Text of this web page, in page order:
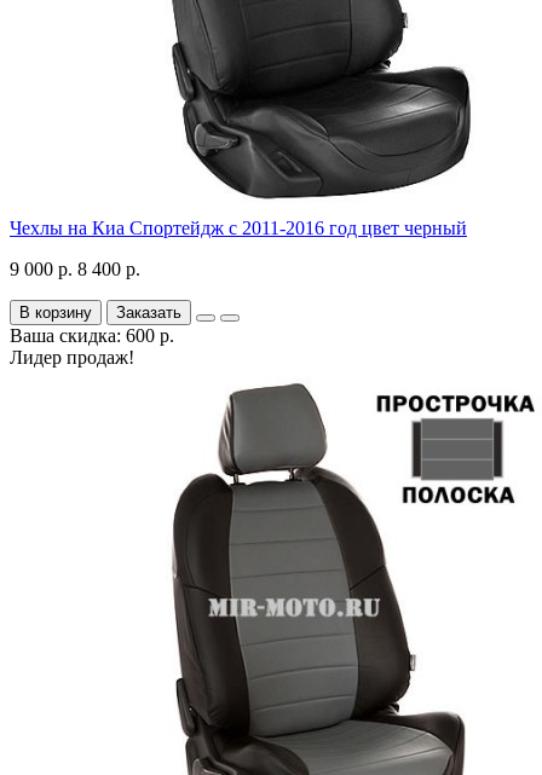
Чехлы на Киа Спортейдж с 2011-2016 год цвет черный
9 000 р. 8 400 р.
В корзину Заказать
Ваша скидка: 600 р.
Лидер продаж!